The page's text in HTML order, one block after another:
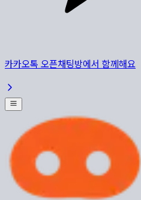
카카오톡 오픈채팅방에서 함께해요